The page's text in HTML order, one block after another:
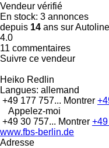
Vendeur vérifié
En stock: 3 annonces
depuis 14 ans sur Autoline
4.0
11 commentaires
Suivre ce vendeur
Heiko Redlin
Langues: allemand
+49 177 757... Montrer
Appelez-moi
+49 30 757... Montrer
www.fbs-berlin.de
Adresse